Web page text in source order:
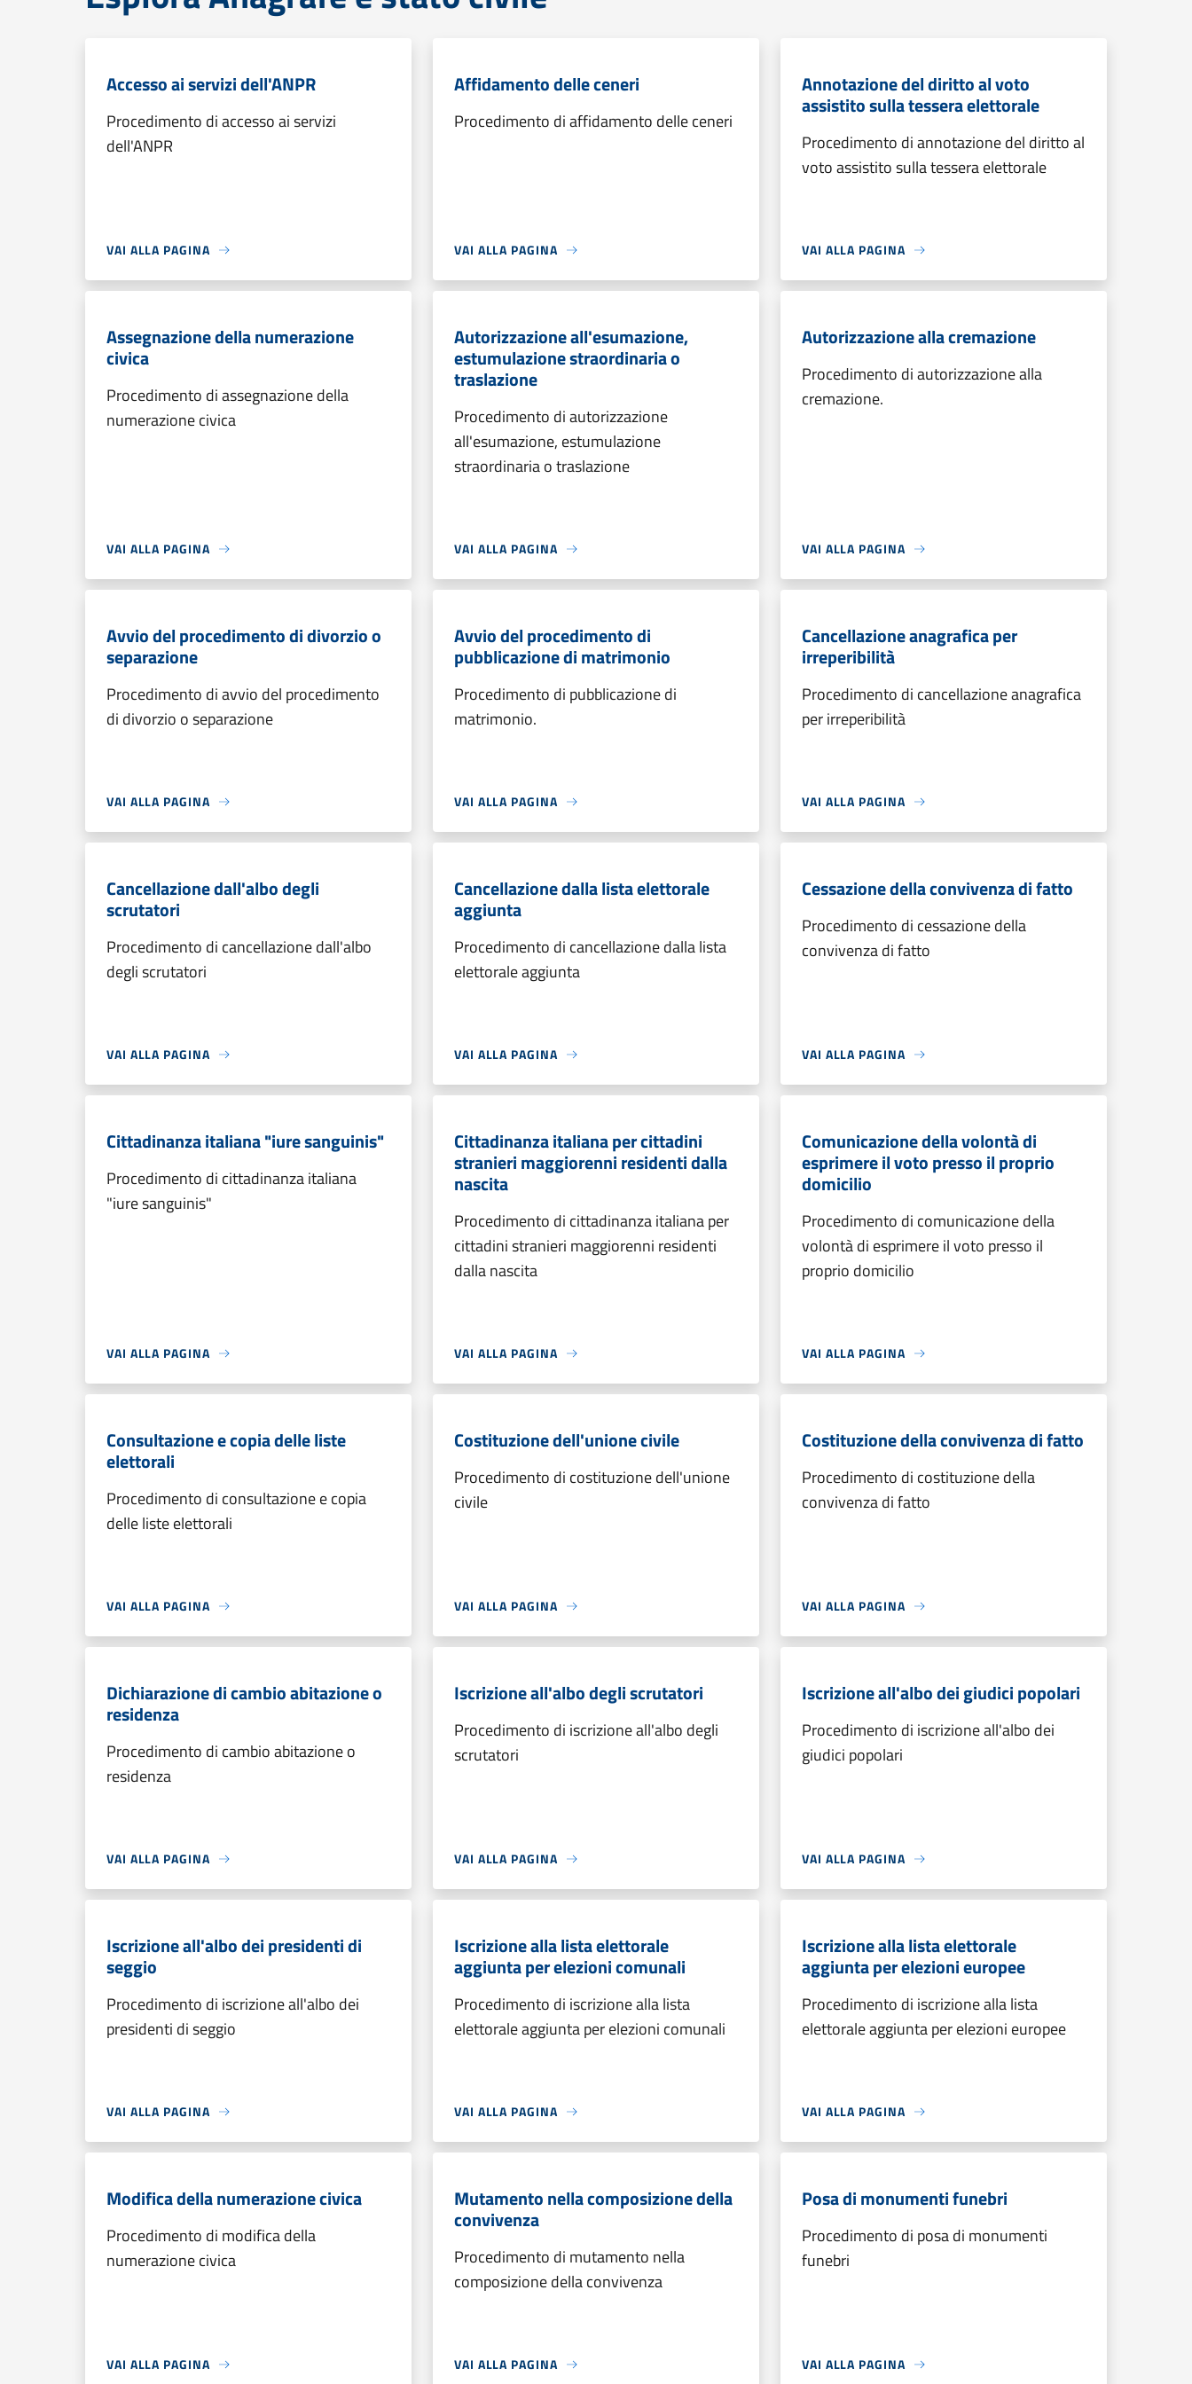
Accesso ai servizi dell'ANPR
Procedimento di accesso ai servizi
dell'ANPR
VAI ALLA PAGINA
Affidamento delle ceneri
Procedimento di affidamento delle ceneri
VAI ALLA PAGINA
Annotazione del diritto al voto
assistito sulla tessera elettorale
Procedimento di annotazione del diritto al
voto assistito sulla tessera elettorale
VAI ALLA PAGINA
Assegnazione della numerazione
civica
Procedimento di assegnazione della
numerazione civica
VAI ALLA PAGINA
Autorizzazione all'esumazione,
estumulazione straordinaria o
traslazione
Procedimento di autorizzazione
all'esumazione, estumulazione
straordinaria o traslazione
VAI ALLA PAGINA
Autorizzazione alla cremazione
Procedimento di autorizzazione alla
cremazione.
VAI ALLA PAGINA
Avvio del procedimento di divorzio o
separazione
Procedimento di avvio del procedimento
di divorzio o separazione
VAI ALLA PAGINA
Avvio del procedimento di
pubblicazione di matrimonio
Procedimento di pubblicazione di
matrimonio.
VAI ALLA PAGINA
Cancellazione anagrafica per
irreperibilità
Procedimento di cancellazione anagrafica
per irreperibilità
VAI ALLA PAGINA
Cancellazione dall'albo degli
scrutatori
Procedimento di cancellazione dall'albo
degli scrutatori
VAI ALLA PAGINA
Cancellazione dalla lista elettorale
aggiunta
Procedimento di cancellazione dalla lista
elettorale aggiunta
VAI ALLA PAGINA
Cessazione della convivenza di fatto
Procedimento di cessazione della
convivenza di fatto
VAI ALLA PAGINA
Cittadinanza italiana "iure sanguinis"
Procedimento di cittadinanza italiana
"iure sanguinis"
VAI ALLA PAGINA
Cittadinanza italiana per cittadini
stranieri maggiorenni residenti dalla
nascita
Procedimento di cittadinanza italiana per
cittadini stranieri maggiorenni residenti
dalla nascita
VAI ALLA PAGINA
Comunicazione della volontà di
esprimere il voto presso il proprio
domicilio
Procedimento di comunicazione della
volontà di esprimere il voto presso il
proprio domicilio
VAI ALLA PAGINA
Consultazione e copia delle liste
elettorali
Procedimento di consultazione e copia
delle liste elettorali
VAI ALLA PAGINA
Costituzione dell'unione civile
Procedimento di costituzione dell'unione
civile
VAI ALLA PAGINA
Costituzione della convivenza di fatto
Procedimento di costituzione della
convivenza di fatto
VAI ALLA PAGINA
Dichiarazione di cambio abitazione o
residenza
Procedimento di cambio abitazione o
residenza
VAI ALLA PAGINA
Iscrizione all'albo degli scrutatori
Procedimento di iscrizione all'albo degli
scrutatori
VAI ALLA PAGINA
Iscrizione all'albo dei giudici popolari
Procedimento di iscrizione all'albo dei
giudici popolari
VAI ALLA PAGINA
Iscrizione all'albo dei presidenti di
seggio
Procedimento di iscrizione all'albo dei
presidenti di seggio
VAI ALLA PAGINA
Iscrizione alla lista elettorale
aggiunta per elezioni comunali
Procedimento di iscrizione alla lista
elettorale aggiunta per elezioni comunali
VAI ALLA PAGINA
Iscrizione alla lista elettorale
aggiunta per elezioni europee
Procedimento di iscrizione alla lista
elettorale aggiunta per elezioni europee
VAI ALLA PAGINA
Modifica della numerazione civica
Procedimento di modifica della
numerazione civica
VAI ALLA PAGINA
Mutamento nella composizione della
convivenza
Procedimento di mutamento nella
composizione della convivenza
VAI ALLA PAGINA
Posa di monumenti funebri
Procedimento di posa di monumenti
funebri
VAI ALLA PAGINA